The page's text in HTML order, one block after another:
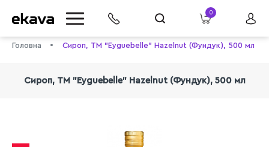
0
Головна Сироп, ТМ "Eyguebelle" Hazelnut (Фундук), 500 мл
Сироп, ТМ "Eyguebelle" Hazelnut (Фундук), 500 мл